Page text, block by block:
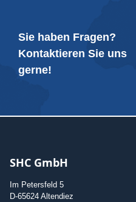
Sie haben Fragen?
Kontaktieren Sie uns
gerne!
SHC GmbH
Im Petersfeld 5
D-65624 Altendiez